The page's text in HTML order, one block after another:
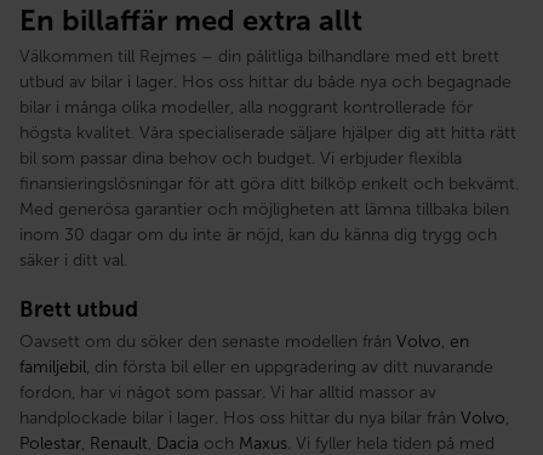
En billaffär med extra allt
Välkommen till Rejmes – din pålitliga bilhandlare med ett brett
utbud av bilar i lager. Hos oss hittar du både nya och begagnade
bilar i många olika modeller, alla noggrant kontrollerade för
högsta kvalitet. Våra specialiserade säljare hjälper dig att hitta rätt
bil som passar dina behov och budget. Vi erbjuder flexibla
finansieringslösningar för att göra ditt bilköp enkelt och bekvämt.
Med generösa garantier och möjligheten att lämna tillbaka bilen
inom 30 dagar om du inte är nöjd, kan du känna dig trygg och
säker i ditt val.
Brett utbud
Oavsett om du söker den senaste modellen från Volvo, en
familjebil, din första bil eller en uppgradering av ditt nuvarande
fordon, har vi något som passar. Vi har alltid massor av
handplockade bilar i lager. Hos oss hittar du nya bilar från Volvo,
Polestar, Renault, Dacia och Maxus. Vi fyller hela tiden på med